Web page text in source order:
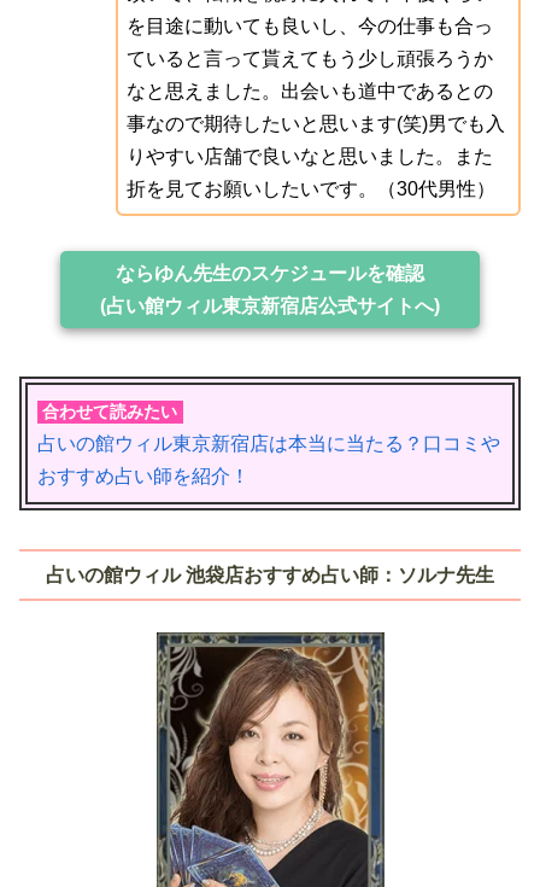
を目途に動いても良いし、今の仕事も合っ
ていると言って貰えてもう少し頑張ろうか
なと思えました。出会いも道中であるとの
事なので期待したいと思います(笑)男でも入
りやすい店舗で良いなと思いました。また
折を見てお願いしたいです。（30代男性）
ならゆん先生のスケジュールを確認
(占い館ウィル東京新宿店公式サイトへ)
合わせて読みたい
占いの館ウィル東京新宿店は本当に当たる？口コミや
おすすめ占い師を紹介！
占いの館ウィル 池袋店おすすめ占い師：ソルナ先生